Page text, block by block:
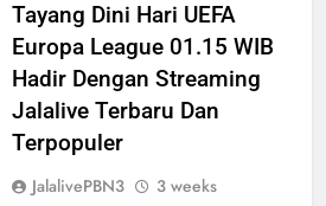
Tayang Dini Hari UEFA
Europa League 01.15 WIB
Hadir Dengan Streaming
Jalalive Terbaru Dan
Terpopuler
JalalivePBN3
3 weeks